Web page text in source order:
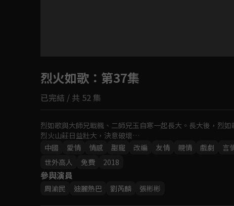
如有不便請見諒
烈火如歌 ：第37集
已完結 / 共 52 集
烈如歌與大師兄戰楓、二師兄玉自寒一起長大。長大後，烈
烈火山莊日益壯大，決意破壞…
中國
愛情 情感 甜寵 改編 友情 親情 戲劇 言
世外高人
免費 2018
參與演員
周渝民 迪麗熱巴 劉芮麟 張彬彬